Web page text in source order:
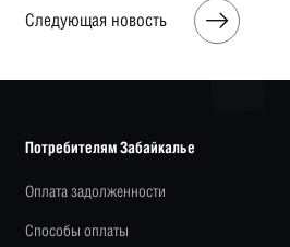
Следующая новость
Потребителям Забайкалье
Оплата задолженности
Способы оплаты